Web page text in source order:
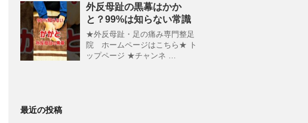
外反母趾の黒幕はかか
と？99%は知らない常識
★外反母趾・足の痛み専門整足
院 ホームページはこちら★ ト
ップページ ★チャンネ …
最近の投稿